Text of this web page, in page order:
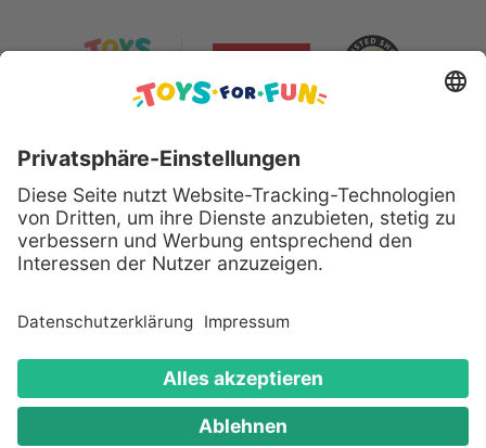
Sicher bezahlen mit:
Alle genannten Produkte und Logos sind eingetragene
Warenzeichen der jeweiligen Hersteller.
Copyright © 2008 - 2026 Toys for Fun GmbH - Alle
Rechte vorbehalten